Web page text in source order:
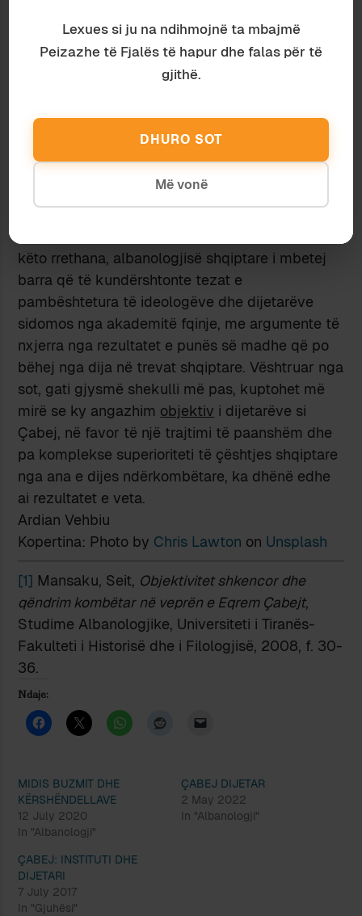
historinë e gjuhëve dhe të popujve në Ballkan,
atij i ish dashur të përplasej, më shumë se një
herë, me qëndrimet kombëtariste, në mos
tjera, që minimizonin rolin e shqipes brenda
historisë së gjuhëve indo-europiane dhe të
lidhjes gjuhësore ballkanike, me synimin për t’i
treguar shqiptarët si “mysafirë të paftuar” në
këto rrethana, albanologjisë shqiptare i mbetej
barra që të kundërshtonte tezat e
pambështetura të ideologëve dhe dijetarëve
sidomos nga akademitë fqinje, me argumente të
nxjerra nga rezultatet e punës së madhe që po
bëhej nga dija në trevat shqiptare. Vështruar nga
sot, gati gjysmë shekulli më pas, kuptohet më
mirë se ky angazhim objektiv i dijetarëve si
Çabej, në favor të një trajtimi të paanshëm dhe
pa komplekse superioriteti të çështjes shqiptare
nga ana e dijes ndërkombëtare, ka dhënë edhe
ai rezultatet e veta.
Ardian Vehbiu
Kopertina: Photo by Chris Lawton on Unsplash
[1] Mansaku, Seit, Objektivitet shkencor dhe
qëndrim kombëtar në veprën e Eqrem Çabejt,
Studime Albanologjike, Universiteti i Tiranës-
Fakulteti i Historisë dhe i Filologjisë, 2008, f. 30-
36.
Ndaje:
MIDIS BUZMIT DHE
KËRSHËNDELLAVE
12 July 2020
In "Albanologji"
ÇABEJ DIJETAR
2 May 2022
In "Albanologji"
ÇABEJ: INSTITUTI DHE
DIJETARI
7 July 2017
In "Gjuhësi"
Lexues si ju na ndihmojnë ta mbajmë
Peizazhe të Fjalës të hapur dhe falas për të
gjithë.
DHURO SOT
Më vonë